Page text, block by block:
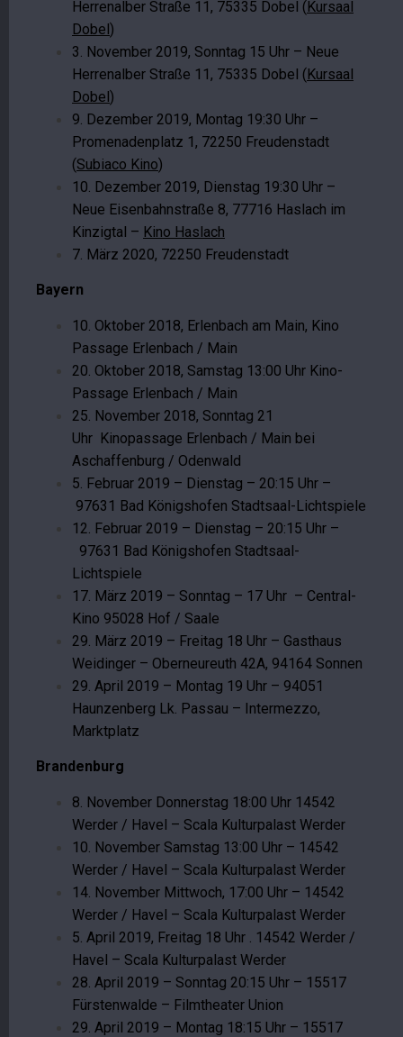
Herrenalber Straße 11, 75335 Dobel (Kursaal
Dobel)
3. November 2019, Sonntag 15 Uhr – Neue
Herrenalber Straße 11, 75335 Dobel (Kursaal
Dobel)
9. Dezember 2019, Montag 19:30 Uhr –
Promenadenplatz 1, 72250 Freudenstadt
(Subiaco Kino)
10. Dezember 2019, Dienstag 19:30 Uhr –
Neue Eisenbahnstraße 8, 77716 Haslach im
Kinzigtal – Kino Haslach
7. März 2020, 72250 Freudenstadt
Bayern
10. Oktober 2018, Erlenbach am Main, Kino
Passage Erlenbach / Main
20. Oktober 2018, Samstag 13:00 Uhr Kino-
Passage Erlenbach / Main
25. November 2018, Sonntag 21
Uhr Kinopassage Erlenbach / Main bei
Aschaffenburg / Odenwald
5. Februar 2019 – Dienstag – 20:15 Uhr –
97631 Bad Königshofen Stadtsaal-Lichtspiele
12. Februar 2019 – Dienstag – 20:15 Uhr –
97631 Bad Königshofen Stadtsaal-
Lichtspiele
17. März 2019 – Sonntag – 17 Uhr – Central-
Kino 95028 Hof / Saale
29. März 2019 – Freitag 18 Uhr – Gasthaus
Weidinger – Oberneureuth 42A, 94164 Sonnen
29. April 2019 – Montag 19 Uhr – 94051
Haunzenberg Lk. Passau – Intermezzo,
Marktplatz
Brandenburg
8. November Donnerstag 18:00 Uhr 14542
Werder / Havel – Scala Kulturpalast Werder
10. November Samstag 13:00 Uhr – 14542
Werder / Havel – Scala Kulturpalast Werder
14. November Mittwoch, 17:00 Uhr – 14542
Werder / Havel – Scala Kulturpalast Werder
5. April 2019, Freitag 18 Uhr . 14542 Werder /
Havel – Scala Kulturpalast Werder
28. April 2019 – Sonntag 20:15 Uhr – 15517
Fürstenwalde – Filmtheater Union
29. April 2019 – Montag 18:15 Uhr – 15517